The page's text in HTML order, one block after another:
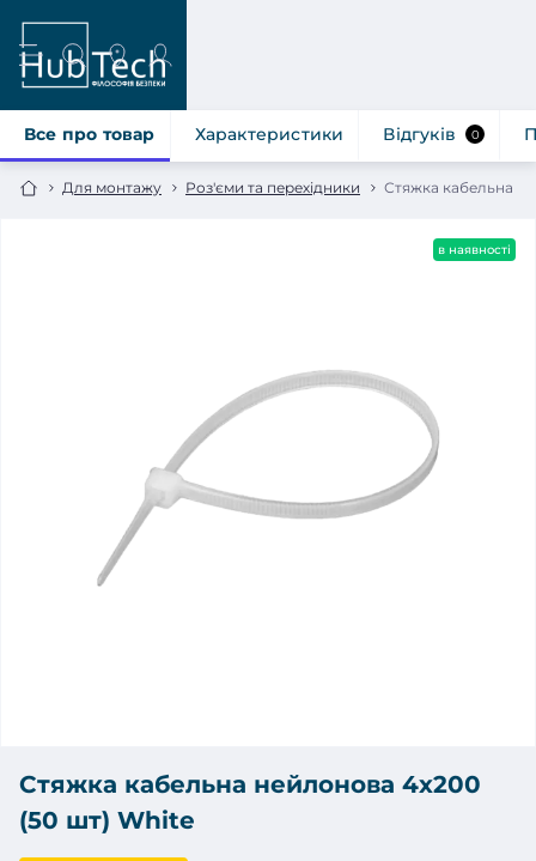
Для монтажу Роз'єми та перехідники Стяжка кабельна
Все про товар Характеристики Відгуків 0
в наявності
Стяжка кабельна нейлонова 4х200
(50 шт) White